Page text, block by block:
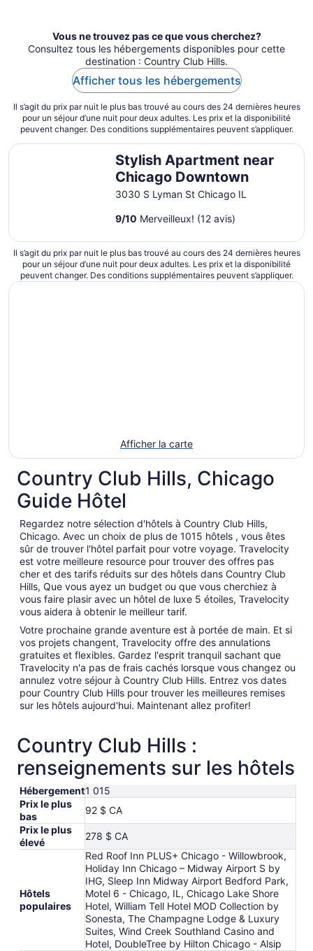
Vous ne trouvez pas ce que vous cherchez?
Consultez tous les hébergements disponibles pour cette
destination : Country Club Hills.
Afficher tous les hébergements
Il s’agit du prix par nuit le plus bas trouvé au cours des 24 dernières heures
pour un séjour d’une nuit pour deux adultes. Les prix et la disponibilité
peuvent changer. Des conditions supplémentaires peuvent s’appliquer.
Stylish Apartment near
Chicago Downtown
3030 S Lyman St Chicago IL
9/10 Merveilleux! (12 avis)
Stylish Apartment near Chicago Downtown
Il s’agit du prix par nuit le plus bas trouvé au cours des 24 dernières heures
pour un séjour d’une nuit pour deux adultes. Les prix et la disponibilité
peuvent changer. Des conditions supplémentaires peuvent s’appliquer.
Afficher la carte
Country Club Hills, Chicago
Guide Hôtel
Regardez notre sélection d'hôtels à Country Club Hills,
Chicago. Avec un choix de plus de 1015 hôtels , vous êtes
sûr de trouver l'hôtel parfait pour votre voyage. Travelocity
est votre meilleure resource pour trouver des offres pas
cher et des tarifs réduits sur des hôtels dans Country Club
Hills, Que vous ayez un budget ou que vous cherchiez à
vous faire plasir avec un hôtel de luxe 5 étoiles, Travelocity
vous aidera à obtenir le meilleur tarif.
Votre prochaine grande aventure est à portée de main. Et si
vos projets changent, Travelocity offre des annulations
gratuites et flexibles. Gardez l'esprit tranquil sachant que
Travelocity n'a pas de frais cachés lorsque vous changez ou
annulez votre séjour à Country Club Hills. Entrez vos dates
pour Country Club Hills pour trouver les meilleures remises
sur les hôtels aujourd'hui. Maintenant allez profiter!
Country Club Hills :
renseignements sur les hôtels
Hébergement1 015
Prix le plus
bas
92 $ CA
Prix le plus
élevé
278 $ CA
Hôtels
populaires
Red Roof Inn PLUS+ Chicago - Willowbrook,
Holiday Inn Chicago – Midway Airport S by
IHG, Sleep Inn Midway Airport Bedford Park,
Motel 6 - Chicago, IL, Chicago Lake Shore
Hotel, William Tell Hotel MOD Collection by
Sonesta, The Champagne Lodge & Luxury
Suites, Wind Creek Southland Casino and
Hotel, DoubleTree by Hilton Chicago - Alsip